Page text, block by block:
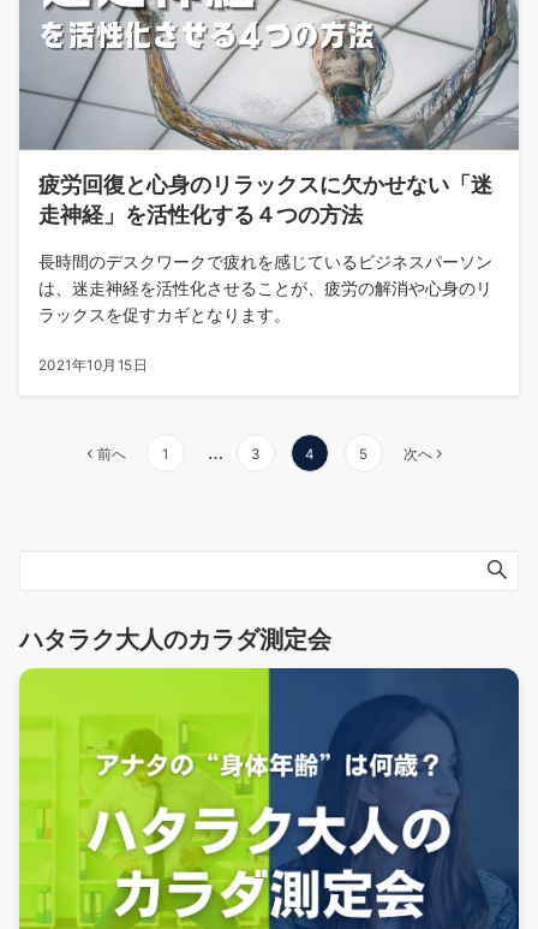
疲労回復と心身のリラックスに欠かせない「迷
走神経」を活性化する４つの方法
長時間のデスクワークで疲れを感じているビジネスパーソン
は、迷走神経を活性化させることが、疲労の解消や心身のリ
ラックスを促すカギとなります。
2021年10月15日
の
ペ
ー
ジ
送
前へ 1 … 3 4 5 次へ
ハタラク大人のカラダ測定会